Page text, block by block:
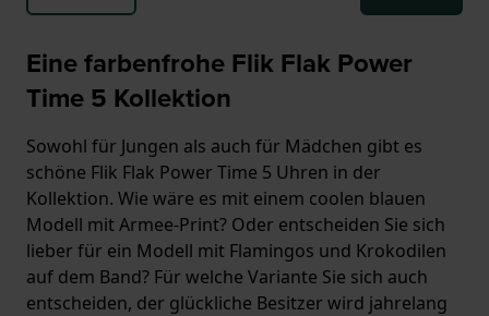
Eine farbenfrohe Flik Flak Power
Time 5 Kollektion
Sowohl für Jungen als auch für Mädchen gibt es
schöne Flik Flak Power Time 5 Uhren in der
Kollektion. Wie wäre es mit einem coolen blauen
Modell mit Armee-Print? Oder entscheiden Sie sich
lieber für ein Modell mit Flamingos und Krokodilen
auf dem Band? Für welche Variante Sie sich auch
entscheiden, der glückliche Besitzer wird jahrelang